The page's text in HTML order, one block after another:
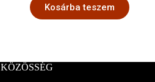
Kosárba teszem
KÖZÖSSÉG